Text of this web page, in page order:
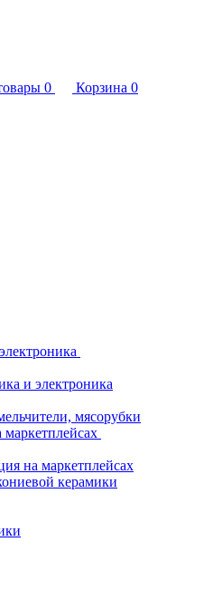
0 Корзина 0
и электроника
мясорубки
на маркетплейсах
керамики